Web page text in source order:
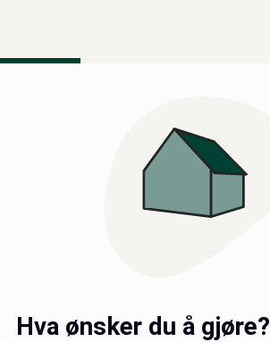
Hva ønsker du å gjøre?